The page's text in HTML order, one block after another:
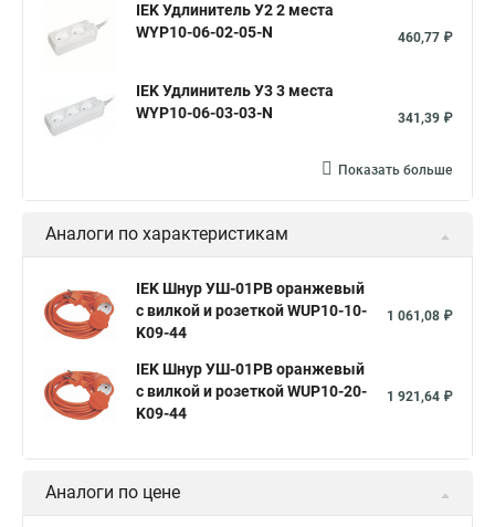
IEK Удлинитель У2 2 места
WYP10-06-02-05-N
460,77 ₽
IEK Удлинитель У3 3 места
WYP10-06-03-03-N
341,39 ₽
Показать больше
Аналоги по характеристикам
IEK Шнур УШ-01РВ оранжевый
с вилкой и розеткой WUP10-10-
K09-44
1 061,08 ₽
IEK Шнур УШ-01РВ оранжевый
с вилкой и розеткой WUP10-20-
K09-44
1 921,64 ₽
Аналоги по цене